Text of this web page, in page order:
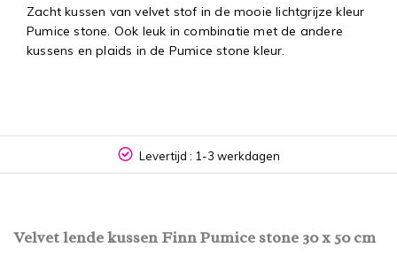
Zacht kussen van velvet stof in de mooie lichtgrijze kleur
Pumice stone. Ook leuk in combinatie met de andere
kussens en plaids in de Pumice stone kleur.
Levertijd : 1-3 werkdagen
Velvet lende kussen Finn Pumice stone 30 x 50 cm